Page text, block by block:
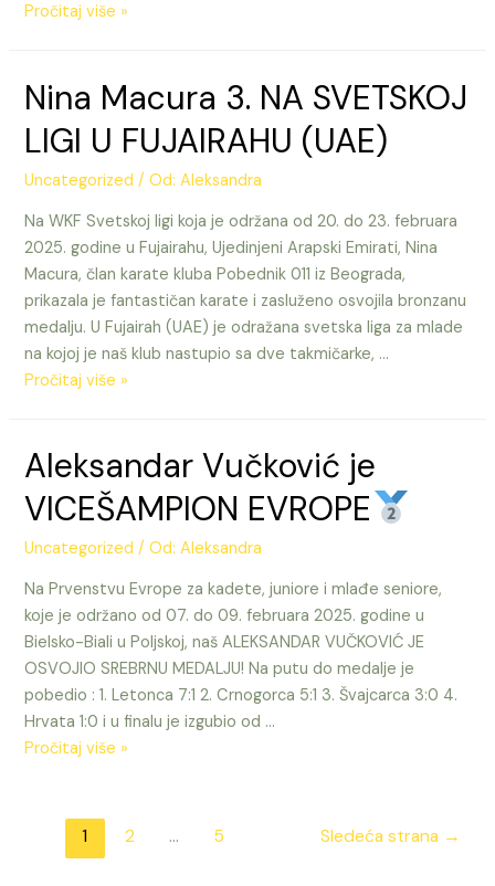
Pobednici
Prvenstvu
kadete,
i
ml.seniore
Pročitaj više »
Nina Macura 3. NA SVETSKOJ
LIGI U FUJAIRAHU (UAE)
Uncategorized / Od: Aleksandra
Na WKF Svetskoj ligi koja je održana od 20. do 23. februara
2025. godine u Fujairahu, Ujedinjeni Arapski Emirati, Nina
Macura, član karate kluba Pobednik 011 iz Beograda,
prikazala je fantastičan karate i zasluženo osvojila bronzanu
medalju. U Fujairah (UAE) je odražana svetska liga za mlade
na kojoj je naš klub nastupio sa dve takmičarke, …
Nina
NA
LIGI
U
(UAE)
Pročitaj više »
Aleksandar Vučković je
VICEŠAMPION EVROPE
Uncategorized / Od: Aleksandra
Na Prvenstvu Evrope za kadete, juniore i mlađe seniore,
koje je održano od 07. do 09. februara 2025. godine u
Bielsko-Biali u Poljskoj, naš ALEKSANDAR VUČKOVIĆ JE
OSVOJIO SREBRNU MEDALJU! Na putu do medalje je
pobedio : 1. Letonca 7:1 2. Crnogorca 5:1 3. Švajcarca 3:0 4.
Hrvata 1:0 i u finalu je izgubio od …
Aleksandar
VICEŠAMPION
EVROPE
Pročitaj više »
1 2 … 5 Sledeća strana →